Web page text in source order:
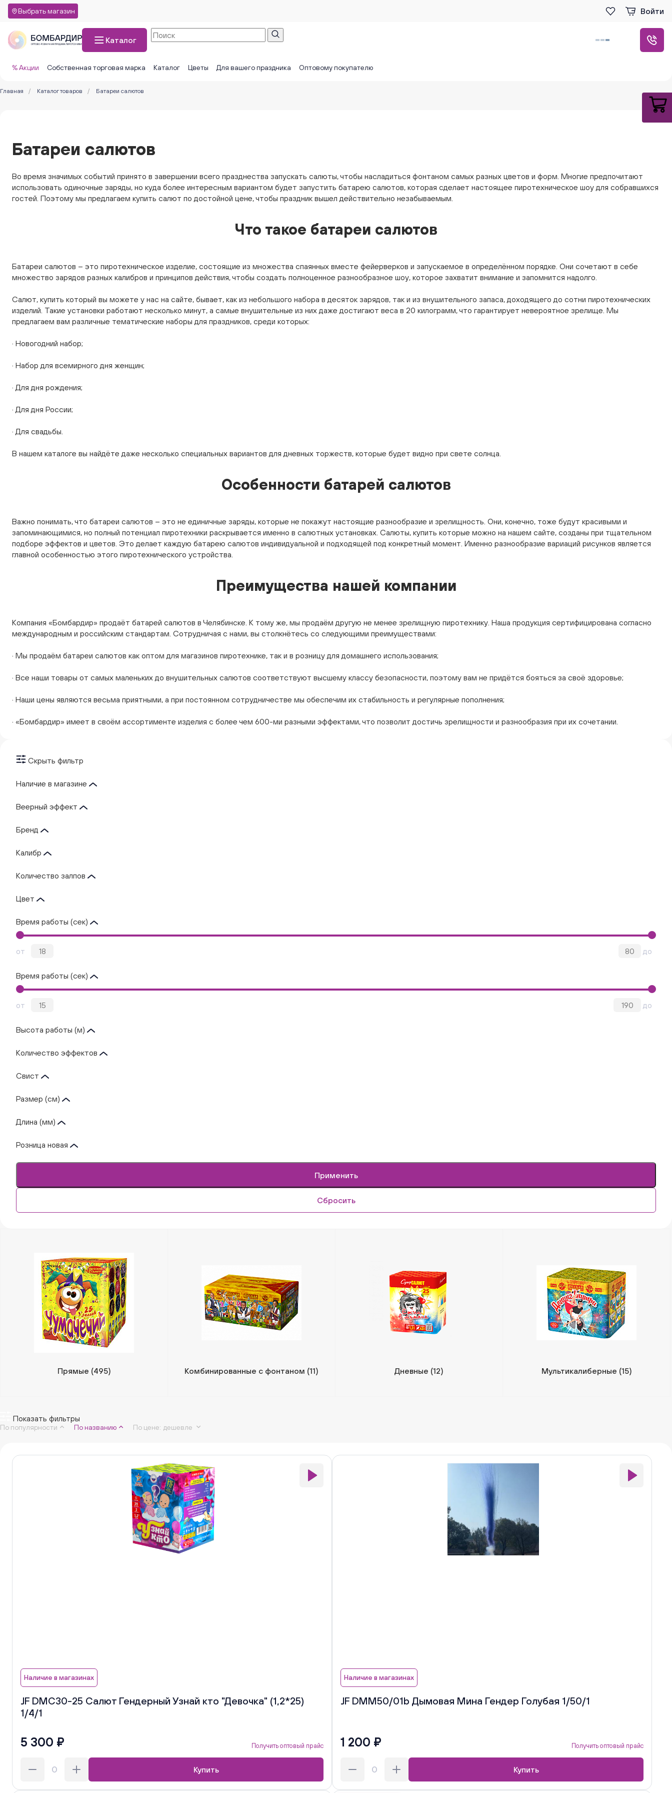
Выбрать магазин Войти
Каталог
% Акции Собственная торговая марка Каталог Цветы Для вашего праздника Оптовому покупателю
Главная / Каталог товаров / Батареи салютов
Батареи салютов
Во время значимых событий принято в завершении всего празднества запускать салюты, чтобы насладиться фонтаном самых разных цветов и форм. Многие предпочитают
использовать одиночные заряды, но куда более интересным вариантом будет запустить батарею салютов, которая сделает настоящее пиротехническое шоу для собравшихся
гостей. Поэтому мы предлагаем купить салют по достойной цене, чтобы праздник вышел действительно незабываемым.
Что такое батареи салютов
Батареи салютов – это пиротехническое изделие, состоящие из множества спаянных вместе фейерверков и запускаемое в определённом порядке. Они сочетают в себе
множество зарядов разных калибров и принципов действия, чтобы создать полноценное разнообразное шоу, которое захватит внимание и запомнится надолго.
Салют, купить который вы можете у нас на сайте, бывает, как из небольшого набора в десяток зарядов, так и из внушительного запаса, доходящего до сотни пиротехнических
изделий. Такие установки работают несколько минут, а самые внушительные из них даже достигают веса в 20 килограмм, что гарантирует невероятное зрелище. Мы
предлагаем вам различные тематические наборы для праздников, среди которых:
· Новогодний набор;
· Набор для всемирного дня женщин;
· Для дня рождения;
· Для дня России;
· Для свадьбы.
В нашем каталоге вы найдёте даже несколько специальных вариантов для дневных торжеств, которые будет видно при свете солнца.
Особенности батарей салютов
Важно понимать, что батареи салютов – это не единичные заряды, которые не покажут настоящие разнообразие и зрелищность. Они, конечно, тоже будут красивыми и
запоминающимися, но полный потенциал пиротехники раскрывается именно в салютных установках. Салюты, купить которые можно на нашем сайте, созданы при тщательном
подборе эффектов и цветов. Это делает каждую батарею салютов индивидуальной и подходящей под конкретный момент. Именно разнообразие вариаций рисунков является
главной особенностью этого пиротехнического устройства.
Преимущества нашей компании
Компания «Бомбардир» продаёт батарей салютов в Челябинске. К тому же, мы продаём другую не менее зрелищную пиротехнику. Наша продукция сертифицирована согласно
международным и российским стандартам. Сотрудничая с нами, вы столкнётесь со следующими преимуществами:
· Мы продаём батареи салютов как оптом для магазинов пиротехнике, так и в розницу для домашнего использования;
· Все наши товары от самых маленьких до внушительных салютов соответствуют высшему классу безопасности, поэтому вам не придётся бояться за своё здоровье;
· Наши цены являются весьма приятными, а при постоянном сотрудничестве мы обеспечим их стабильность и регулярные пополнения;
· «Бомбардир» имеет в своём ассортименте изделия с более чем 600-ми разными эффектами, что позволит достичь зрелищности и разнообразия при их сочетании.
Скрыть фильтр
Наличие в магазине
Веерный эффект
Бренд
Калибр
Количество залпов
Цвет
Время работы (сек)
от до
Время работы (сек)
от до
Высота работы (м)
Количество эффектов
Свист
Размер (см)
Длина (мм)
Розница новая
Прямые (495) Комбинированные с фонтаном (11) Дневные (12) Мультикалиберные (15)
Показать фильтры
По популярности По названию По цене: дешевле
Наличие в магазинах
JF DMC30-25 Салют Гендерный Узнай кто "Девочка" (1,2*25)
1/4/1
5 300 ₽ Получить оптовый прайс
Купить
Наличие в магазинах
JF DMM50/01b Дымовая Мина Гендер Голубая 1/50/1
1 200 ₽ Получить оптовый прайс
Купить